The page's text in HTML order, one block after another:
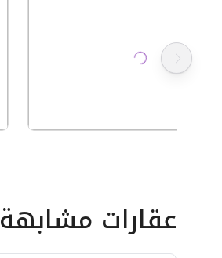
عقارات مشابهة